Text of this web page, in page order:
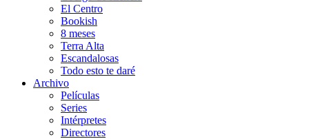
El Centro
Bookish
8 meses
Terra Alta
Escandalosas
Todo esto te daré
Archivo
Películas
Series
Intérpretes
Directores